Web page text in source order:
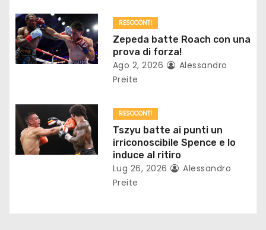
r
t
i
o
l
i
RESOCONTI
Zepeda batte Roach con una
prova di forza!
Ago 2, 2026
Alessandro
Preite
RESOCONTI
Tszyu batte ai punti un
irriconoscibile Spence e lo
induce al ritiro
Lug 26, 2026
Alessandro
Preite